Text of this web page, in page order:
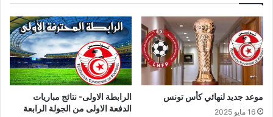
موعد جديد لنهائي كأس تونس
16 مايو 2025
الرابطة الاولى- نتائج مباريات
الدفعة الاولى من الجولة الرابعة